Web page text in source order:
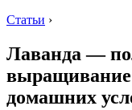
Статьи ›
Лаванда —
выращивание
домашних